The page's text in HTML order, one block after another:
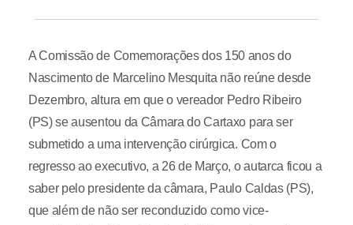
A Comissão de Comemorações dos 150 anos do
Nascimento de Marcelino Mesquita não reúne desde
Dezembro, altura em que o vereador Pedro Ribeiro
(PS) se ausentou da Câmara do Cartaxo para ser
submetido a uma intervenção cirúrgica. Com o
regresso ao executivo, a 26 de Março, o autarca ficou a
saber pelo presidente da câmara, Paulo Caldas (PS),
que além de não ser reconduzido como vice-